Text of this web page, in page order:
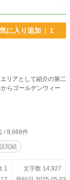
に入り追加 1
リアとして紹介の第二
/ 8,868件
完結
1
文字数 14,927